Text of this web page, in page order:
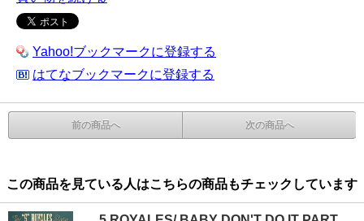
Yahoo!ブックマークに登録する
はてなブックマークに登録する
前の商品へ 次の商品へ
この商品を見ている人はこちらの商品もチェックしています